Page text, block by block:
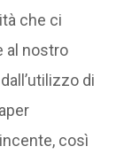
che ci
al nostro
di
così